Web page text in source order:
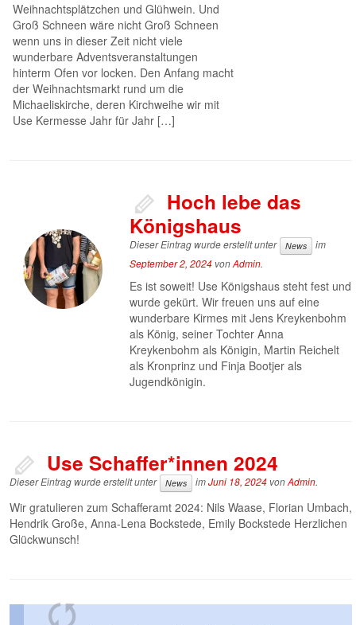
Weihnachtsplätzchen und Glühwein. Und
Groß Schneen wäre nicht Groß Schneen
wenn uns in dieser Zeit nicht viele
wunderbare Adventsveranstaltungen
hinterm Ofen vor locken. Den Anfang macht
der Weihnachtsmarkt rund um die
Michaeliskirche, deren Kirchweihe wir mit
Use Kermesse Jahr für Jahr […]
Hoch lebe das
Königshaus
Dieser Eintrag wurde erstellt unter News
im
September 2, 2024 vonAdmin.
Es ist soweit! Use Königshaus steht fest und
wurde gekürt. Wir freuen uns auf eine
wunderbare Kirmes mit Jens Kreykenbohm
als König, seiner Tochter Anna
Kreykenbohm als Königin, Martin Reichelt
als Kronprinz und Finja Bootjer als
Jugendkönigin.
Use Schaffer*innen 2024
Dieser Eintrag wurde erstellt unter News imJuni 18, 2024 vonAdmin.
Wir gratulieren zum Schafferamt 2024: Nils Waase, Florian Umbach,
Hendrik Große, Anna-Lena Bockstede, Emily Bockstede Herzlichen
Glückwunsch!